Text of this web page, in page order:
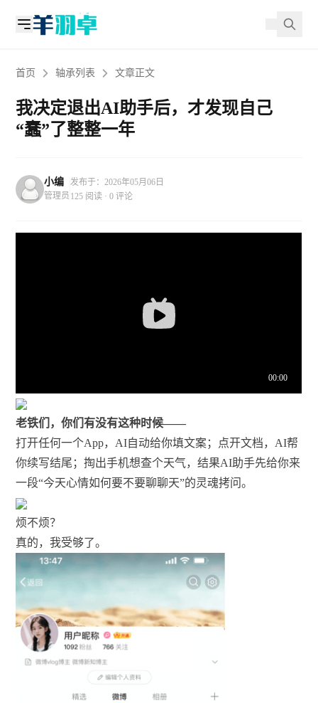
首页 轴承列表 文章正文
我决定退出AI助手后，才发现自己
“蠢”了整整一年
小编
管理员
发布于：2026年05月06日
125 阅读 · 0 评论
老铁们，你们有没有这种时候——
打开任何一个App，AI自动给你填文案；点开文档，AI帮
你续写结尾；掏出手机想查个天气，结果AI助手先给你来
一段“今天心情如何要不要聊聊天”的灵魂拷问。
烦不烦？
真的，我受够了。